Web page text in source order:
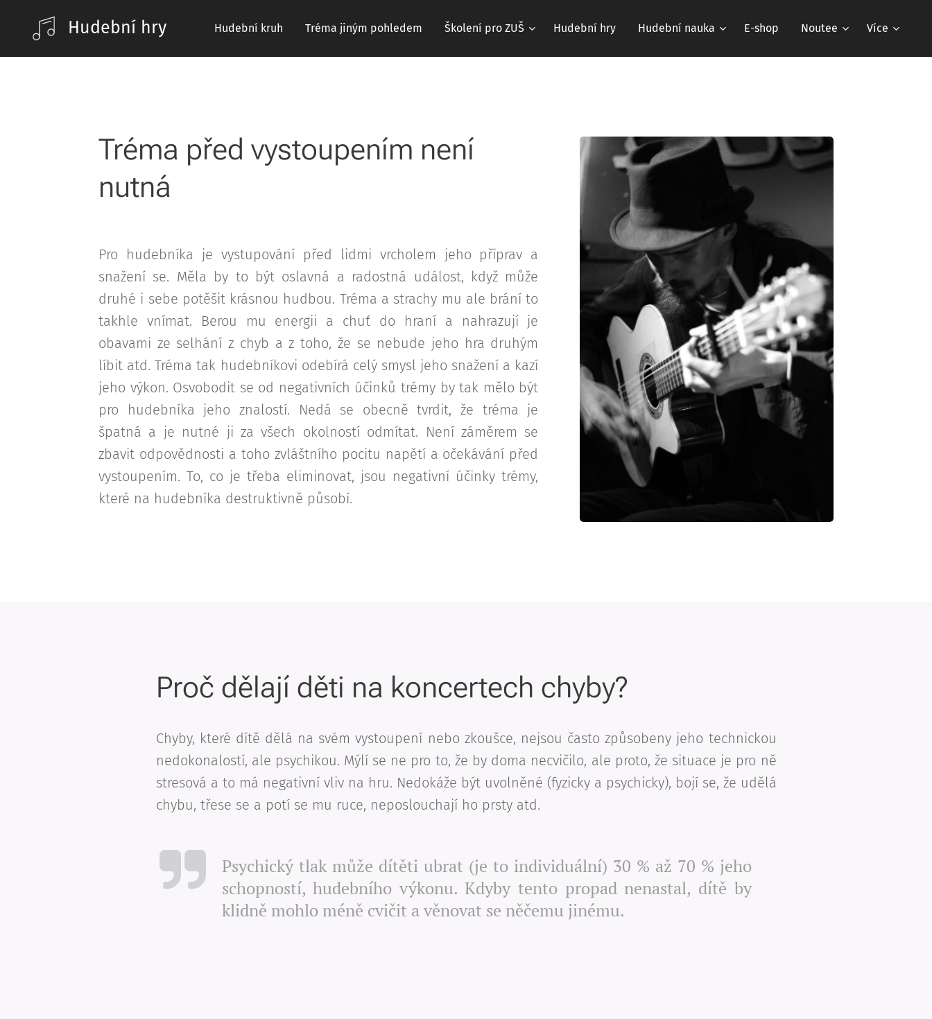
Hudební hry Hudební kruh Tréma jiným pohledem Školení pro ZUŠ Hudební hry Hudební nauka E-shop Noutee Více
Tréma před vystoupením není
nutná
Pro hudebníka je vystupování před lidmi vrcholem jeho příprav a
snažení se. Měla by to být oslavná a radostná událost, když může
druhé i sebe potěšit krásnou hudbou. Tréma a strachy mu ale brání to
takhle vnímat. Berou mu energii a chuť do hraní a nahrazují je
obavami ze selhání z chyb a z toho, že se nebude jeho hra druhým
líbit atd. Tréma tak hudebníkovi odebírá celý smysl jeho snažení a kazí
jeho výkon. Osvobodit se od negativních účinků trémy by tak mělo být
pro hudebníka jeho znalostí. Nedá se obecně tvrdit, že tréma je
špatná a je nutné ji za všech okolností odmítat. Není záměrem se
zbavit odpovědnosti a toho zvláštního pocitu napětí a očekávání před
vystoupením. To, co je třeba eliminovat, jsou negativní účinky trémy,
které na hudebníka destruktivně působí.
Proč dělají děti na koncertech chyby?
Chyby, které dítě dělá na svém vystoupení nebo zkoušce, nejsou často způsobeny jeho technickou
nedokonalostí, ale psychikou. Mýlí se ne pro to, že by doma necvičilo, ale proto, že situace je pro ně
stresová a to má negativní vliv na hru. Nedokáže být uvolněné (fyzicky a psychicky), bojí se, že udělá
chybu, třese se a potí se mu ruce, neposlouchají ho prsty atd.
Psychický tlak může dítěti ubrat (je to individuální) 30 % až 70 % jeho
schopností, hudebního výkonu. Kdyby tento propad nenastal, dítě by
klidně mohlo méně cvičit a věnovat se něčemu jinému.